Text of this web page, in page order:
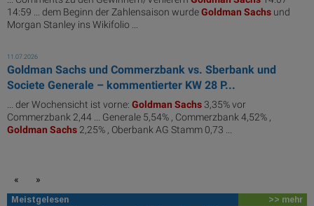
14:59 ... dem Beginn der Zahlensaison wurdeGoldman Sachs und
Morgan Stanley ins Wikifolio ...
11.07.2026
Goldman Sachs und Commerzbank vs. Sberbank und
Societe Generale – kommentierter KW 28 P...
... der Wochensicht ist vorne: Goldman Sachs 3,35% vor
Commerzbank 2,44 ... Generale 5,54% , Commerzbank 4,52% ,
Goldman Sachs 2,25% , Oberbank AG Stamm 0,73 ...
« »
Meistgelesen >> mehr